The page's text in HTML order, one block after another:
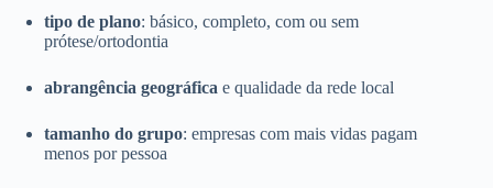
tipo de plano: básico, completo, com ou sem
prótese/ortodontia
abrangência geográfica e qualidade da rede local
tamanho do grupo: empresas com mais vidas pagam
menos por pessoa